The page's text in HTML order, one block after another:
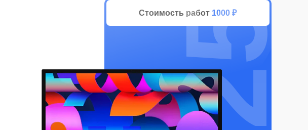
Стоимость работ 1000 ₽